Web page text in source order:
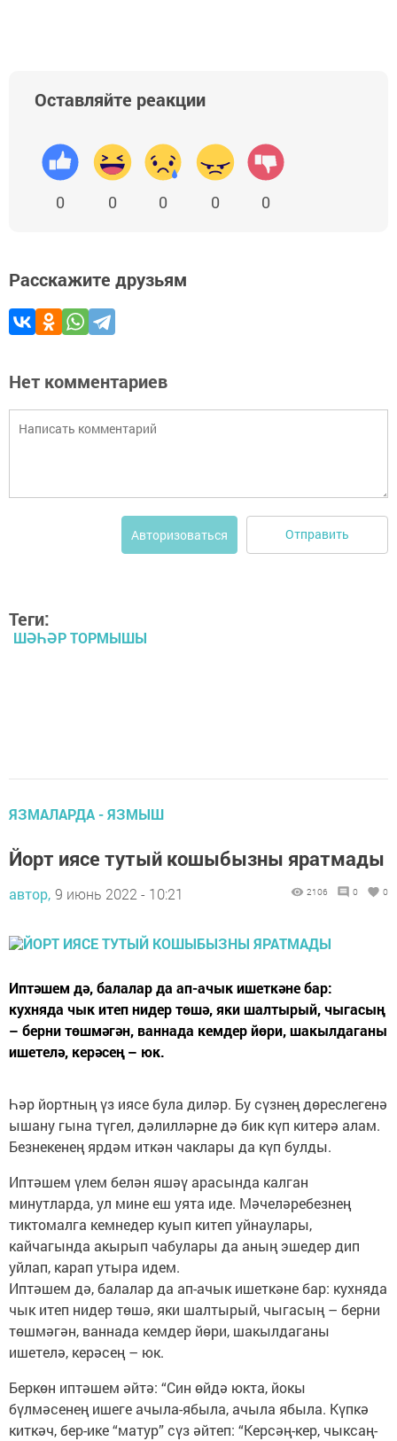
Оставляйте реакции
0 0 0 0 0
Расскажите друзьям
Нет комментариев
Авторизоваться Отправить
Теги:
ШӘҺӘР ТОРМЫШЫ
ЯЗМАЛАРДА - ЯЗМЫШ
Йорт иясе тутый кошыбызны яратмады
автор, 9 июнь 2022 - 10:21 2106 0 0
Иптәшем дә, балалар да ап-ачык ишеткәне бар:
кухняда чык итеп нидер төшә, яки шалтырый, чыгасың
– берни төшмәгән, ваннада кемдер йөри, шакылдаганы
ишетелә, керәсең – юк.
Һәр йортның үз иясе була диләр. Бу сүзнең дөреслегенә
ышану гына түгел, дәлилләрне дә бик күп китерә алам.
Безнекенең ярдәм иткән чаклары да күп булды.
Иптәшем үлем белән яшәү арасында калган
минутларда, ул мине еш уята иде. Мәчеләребезнең
тиктомалга кемнедер куып китеп уйнаулары,
кайчагында акырып чабулары да аның эшедер дип
уйлап, карап утыра идем.
Иптәшем дә, балалар да ап-ачык ишеткәне бар: кухняда
чык итеп нидер төшә, яки шалтырый, чыгасың – берни
төшмәгән, ваннада кемдер йөри, шакылдаганы
ишетелә, керәсең – юк.
Беркөн иптәшем әйтә: “Син өйдә юкта, йокы
бүлмәсенең ишеге ачыла-ябыла, ачыла ябыла. Күпкә
киткәч, бер-ике “матур” сүз әйтеп: “Керсәң-кер, чыксаң-